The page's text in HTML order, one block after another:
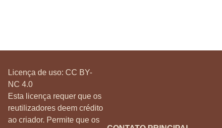
Licença de uso: CC BY-
NC 4.0
Esta licença requer que os
reutilizadores deem crédito
ao criador. Permite que os